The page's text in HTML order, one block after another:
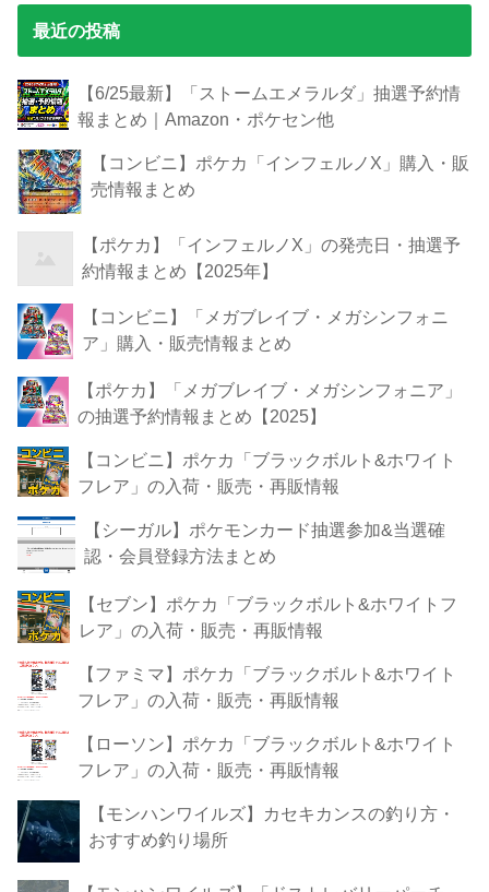
最近の投稿
【6/25最新】「ストームエメラルダ」抽選予約情
報まとめ｜Amazon・ポケセン他
【コンビニ】ポケカ「インフェルノX」購入・販
売情報まとめ
【ポケカ】「インフェルノX」の発売日・抽選予
約情報まとめ【2025年】
【コンビニ】「メガブレイブ・メガシンフォニ
ア」購入・販売情報まとめ
【ポケカ】「メガブレイブ・メガシンフォニア」
の抽選予約情報まとめ【2025】
【コンビニ】ポケカ「ブラックボルト&ホワイト
フレア」の入荷・販売・再販情報
【シーガル】ポケモンカード抽選参加&当選確
認・会員登録方法まとめ
【セブン】ポケカ「ブラックボルト&ホワイトフ
レア」の入荷・販売・再販情報
【ファミマ】ポケカ「ブラックボルト&ホワイト
フレア」の入荷・販売・再販情報
【ローソン】ポケカ「ブラックボルト&ホワイト
フレア」の入荷・販売・再販情報
【モンハンワイルズ】カセキカンスの釣り方・
おすすめ釣り場所